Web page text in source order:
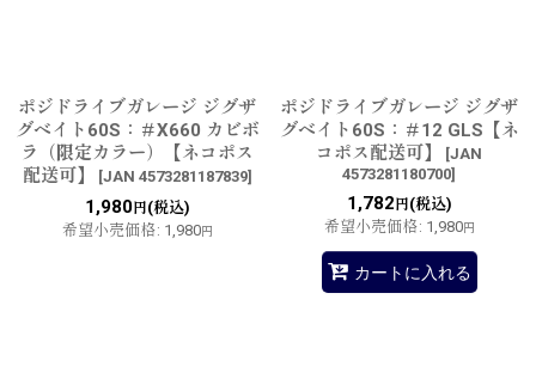
ポジドライブガレージ ジグザ
グベイト60S：＃X660 カビボ
ラ（限定カラー）【ネコポス
配送可】
[JAN 4573281187839]
1,980円(税込)
希望小売価格: 1,980円
ポジドライブガレージ ジグザ
グベイト60S：＃12 GLS【ネ
コポス配送可】
[JAN
4573281180700]
1,782 円(税込)
希望小売価格: 1,980円
カートに入れる